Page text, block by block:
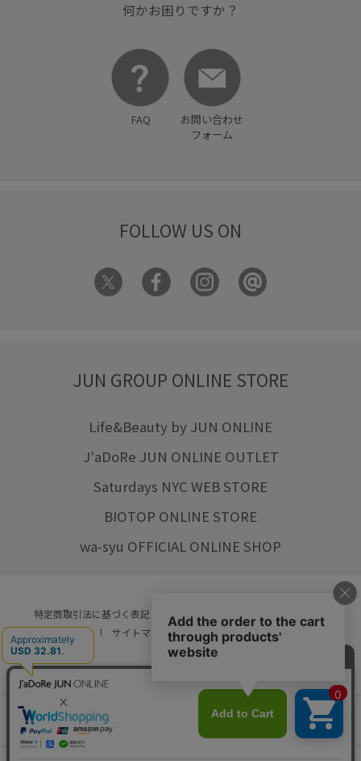
何かお困りですか？
FAQ
お問い合わせ
フォーム
FOLLOW US ON
JUN GROUP ONLINE STORE
Life&Beauty by JUN ONLINE
J'aDoRe JUN ONLINE OUTLET
Saturdays NYC WEB STORE
BIOTOP ONLINE STORE
wa-syu OFFICIAL ONLINE SHOP
特定商取引法に基づく表記 プライバシーポリシー
ご利用規約
サイトマップ リクルート ご利用ガイド
© JUN CO.,LTD. ALL RIGHTS RESERVED.
店舗在庫
をみる
カートに入れる